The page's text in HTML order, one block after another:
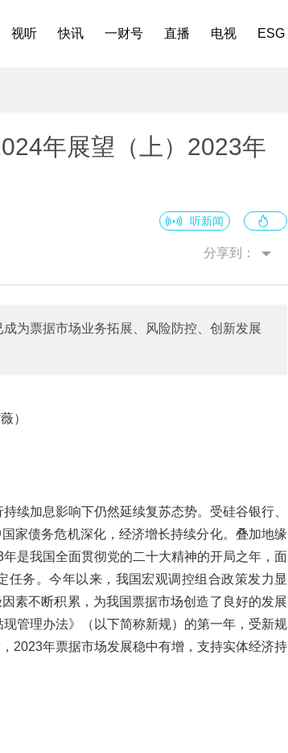
视听 快讯 一财号 直播 电视 ESG
年展望（上）2023年
听新闻
分享到：
为票据市场业务拓展、风险防控、创新发展
）
续加息影响下仍然延续复苏态势。受硅谷银行、
家债务危机深化，经济增长持续分化。叠加地缘
是我国全面贯彻党的二十大精神的开局之年，面
任务。今年以来，我国宏观调控组合政策发力显
素不断积累，为我国票据市场创造了良好的发展
管理办法》（以下简称新规）的第一年，受新规
2023年票据市场发展稳中有增，支持实体经济持